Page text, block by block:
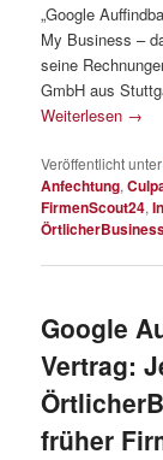
„Google
My Business –
seine
GmbH aus
Weiterlesen →
Veröffentlicht unter
Anfechtung,
FirmenScout24,
Google
Vertrag:
früher